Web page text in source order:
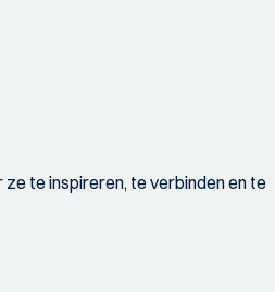
ze te inspireren, te verbinden en te